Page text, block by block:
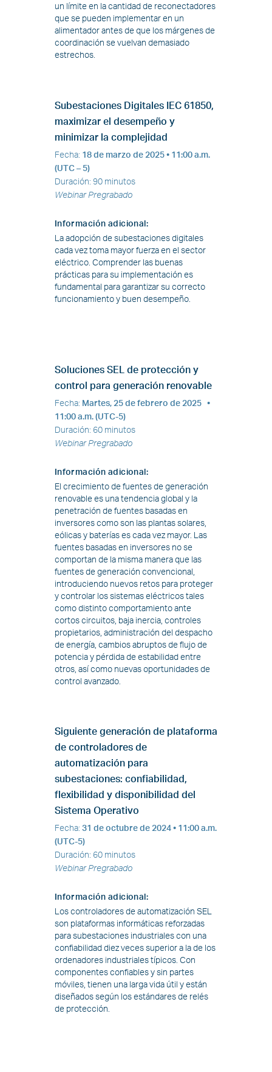
un límite en la cantidad de reconectadores
que se pueden implementar en un
alimentador antes de que los márgenes de
coordinación se vuelvan demasiado
estrechos.
Subestaciones Digitales IEC 61850,
maximizar el desempeño y
minimizar la complejidad
Fecha: 18 de marzo de 2025 • 11:00 a.m.
(UTC – 5)
Duración: 90 minutos
Webinar Pregrabado
Información adicional :
La adopción de subestaciones digitales
cada vez toma mayor fuerza en el sector
eléctrico. Comprender las buenas
prácticas para su implementación es
fundamental para garantizar su correcto
funcionamiento y buen desempeño.
Soluciones SEL de protección y
control para generación renovable
Fecha: Martes, 25 de febrero de 2025 •
11:00 a.m. (UTC-5)
Duración: 60 minutos
Webinar Pregrabado
Información adicional :
El crecimiento de fuentes de generación
renovable es una tendencia global y la
penetración de fuentes basadas en
inversores como son las plantas solares,
eólicas y baterías es cada vez mayor. Las
fuentes basadas en inversores no se
comportan de la misma manera que las
fuentes de generación convencional,
introduciendo nuevos retos para proteger
y controlar los sistemas eléctricos tales
como distinto comportamiento ante
cortos circuitos, baja inercia, controles
propietarios, administración del despacho
de energía, cambios abruptos de flujo de
potencia y pérdida de estabilidad entre
otros, así como nuevas oportunidades de
control avanzado.
Siguiente generación de plataforma
de controladores de
automatización para
subestaciones: confiabilidad,
flexibilidad y disponibilidad del
Sistema Operativo
Fecha: 31 de octubre de 2024 • 11:00 a.m.
(UTC-5)
Duración: 60 minutos
Webinar Pregrabado
Información adicional :
Los controladores de automatización SEL
son plataformas informáticas reforzadas
para subestaciones industriales con una
confiabilidad diez veces superior a la de los
ordenadores industriales típicos. Con
componentes confiables y sin partes
móviles, tienen una larga vida útil y están
diseñados según los estándares de relés
de protección.